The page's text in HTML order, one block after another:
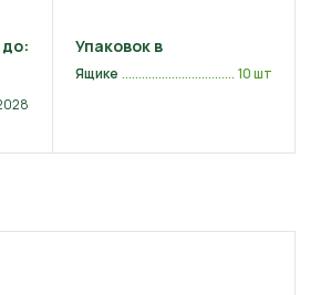
до: Упаковок в
Ящике 10 шт